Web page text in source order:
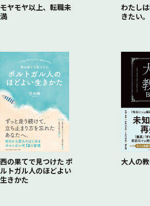
モヤモヤ以上、転職未
満
わたし
きたい。
西の果てで見つけた ポ
ルトガル人のほどよい
生きかた
大人の